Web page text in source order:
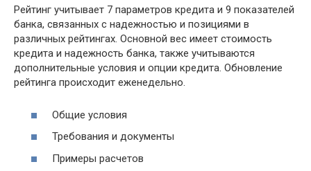
Рейтинг учитывает 7 параметров кредита и 9 показателей
банка, связанных с надежностью и позициями в
различных рейтингах. Основной вес имеет стоимость
кредита и надежность банка, также учитываются
дополнительные условия и опции кредита. Обновление
рейтинга происходит еженедельно.
Общие условия
Требования и документы
Примеры расчетов